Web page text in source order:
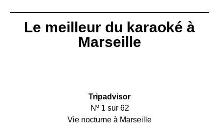
Le meilleur du karaoké à
Marseille
Tripadvisor
Nº 1 sur 62
Vie nocturne à Marseille